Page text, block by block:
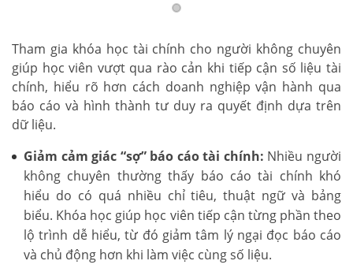
Tham gia khóa học tài chính cho người không chuyên
giúp học viên vượt qua rào cản khi tiếp cận số liệu tài
chính, hiểu rõ hơn cách doanh nghiệp vận hành qua
báo cáo và hình thành tư duy ra quyết định dựa trên
dữ liệu.
Giảm cảm giác “sợ” báo cáo tài chính: Nhiều người
không chuyên thường thấy báo cáo tài chính khó
hiểu do có quá nhiều chỉ tiêu, thuật ngữ và bảng
biểu. Khóa học giúp học viên tiếp cận từng phần theo
lộ trình dễ hiểu, từ đó giảm tâm lý ngại đọc báo cáo
và chủ động hơn khi làm việc cùng số liệu.